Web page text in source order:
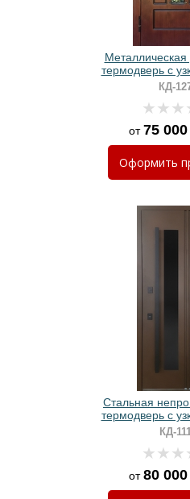
Металлическая
термодверь с
накладной ковкой
КД-
от75 000
Оформить
Стальная
термодверь с
длинной ручкой
полимерной
КД-
от80 000